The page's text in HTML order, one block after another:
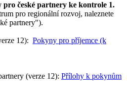
české partnery ke kontrole 1.
pro regionální rozvoj, naleznete
partnery").
12): Pokyny pro příjemce (k
(verze 12): Přílohy k pokynům